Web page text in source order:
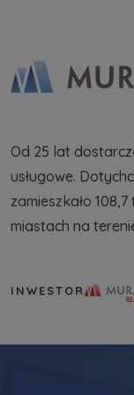
Od 25 lat
usługowe.
zamieszkało
miastach na
INWESTOR